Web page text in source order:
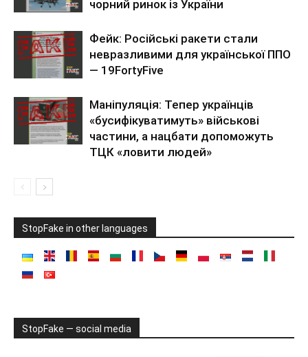
чорний ринок із України
Фейк: Російські ракети стали
невразливими для української ППО
— 19FortyFive
Маніпуляція: Тепер українців
«бусифікуватимуть» військові
частини, а нацбати допоможуть
ТЦК «ловити людей»
StopFake in other languages
StopFake — social media